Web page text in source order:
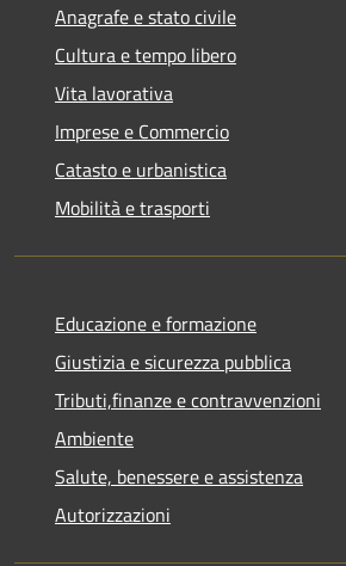
Anagrafe e stato civile
Cultura e tempo libero
Vita lavorativa
Imprese e Commercio
Catasto e urbanistica
Mobilità e trasporti
Educazione e formazione
Giustizia e sicurezza pubblica
Tributi,finanze e contravvenzioni
Ambiente
Salute, benessere e assistenza
Autorizzazioni